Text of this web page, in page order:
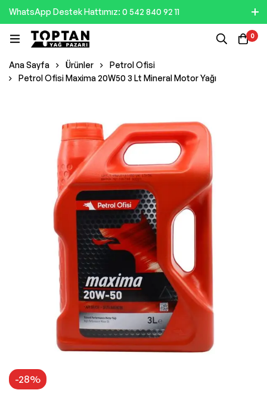
WhatsApp Destek Hattımız: 0 542 840 92 11
0
Ana Sayfa Ürünler
Petrol Ofisi
Petrol Ofisi Maxima 20W50 3 Lt Mineral Motor Yağı
-28%